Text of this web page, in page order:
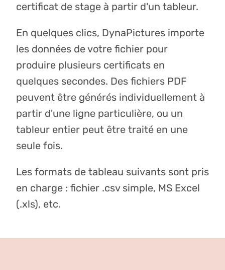
certificat de stage à partir d'un tableur.
En quelques clics, DynaPictures importe
les données de votre fichier pour
produire plusieurs certificats en
quelques secondes. Des fichiers PDF
peuvent être générés individuellement à
partir d'une ligne particulière, ou un
tableur entier peut être traité en une
seule fois.
Les formats de tableau suivants sont pris
en charge : fichier .csv simple, MS Excel
(.xls), etc.